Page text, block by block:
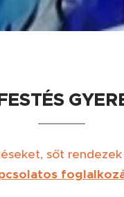
sőt rendezek